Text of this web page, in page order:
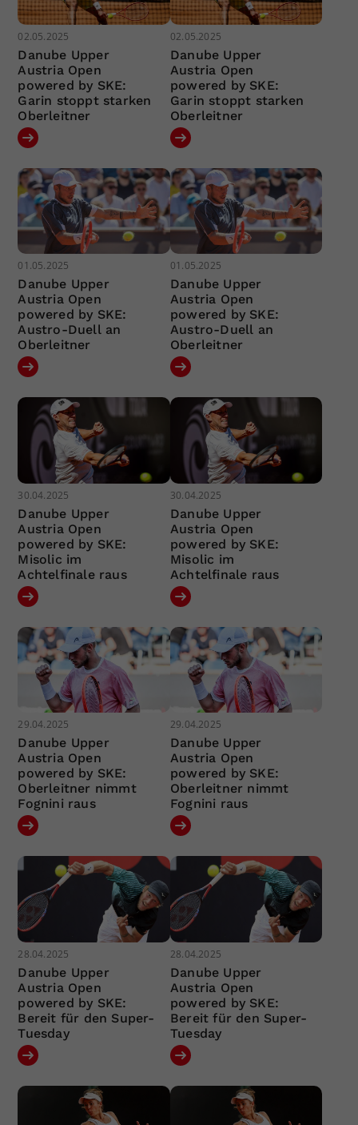
02.05.2025
Danube Upper
Austria Open
powered by SKE:
Garin stoppt starken
Oberleitner
02.05.2025
Danube Upper
Austria Open
powered by SKE:
Garin stoppt starken
Oberleitner
01.05.2025
Danube Upper
Austria Open
powered by SKE:
Austro-Duell an
Oberleitner
01.05.2025
Danube Upper
Austria Open
powered by SKE:
Austro-Duell an
Oberleitner
30.04.2025
Danube Upper
Austria Open
powered by SKE:
Misolic im
Achtelfinale raus
30.04.2025
Danube Upper
Austria Open
powered by SKE:
Misolic im
Achtelfinale raus
29.04.2025
Danube Upper
Austria Open
powered by SKE:
Oberleitner nimmt
Fognini raus
29.04.2025
Danube Upper
Austria Open
powered by SKE:
Oberleitner nimmt
Fognini raus
28.04.2025
Danube Upper
Austria Open
powered by SKE:
Bereit für den Super-
Tuesday
28.04.2025
Danube Upper
Austria Open
powered by SKE:
Bereit für den Super-
Tuesday